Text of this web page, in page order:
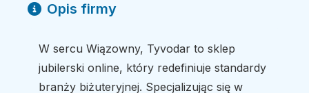
Opis firmy
W sercu Wiązowny, Tyvodar to sklep
jubilerski online, który redefiniuje standardy
branży biżuteryjnej. Specjalizując się w